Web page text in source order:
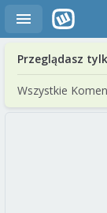
Przeglądasz
Wszystkie